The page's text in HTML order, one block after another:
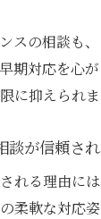
スの相談も
期対応を心
に抑えられま
談が信頼さ
れる理由に
柔軟な対応